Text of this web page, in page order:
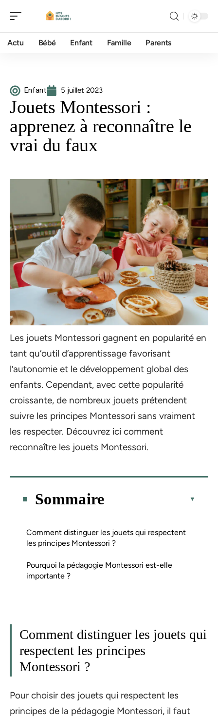
Actu Bébé Enfant Famille Parents
Enfant 5 juillet 2023
Jouets Montessori :
apprenez à reconnaître le
vrai du faux
Les jouets Montessori gagnent en popularité en
tant qu’outil d’apprentissage favorisant
l’autonomie et le développement global des
enfants. Cependant, avec cette popularité
croissante, de nombreux jouets prétendent
suivre les principes Montessori sans vraiment
les respecter. Découvrez ici comment
reconnaître les jouets Montessori.
Sommaire
Comment distinguer les jouets qui respectent
les principes Montessori ?
Pourquoi la pédagogie Montessori est-elle
importante ?
Comment distinguer les jouets qui
respectent les principes
Montessori ?
Pour choisir des jouets qui respectent les
principes de la pédagogie Montessori, il faut